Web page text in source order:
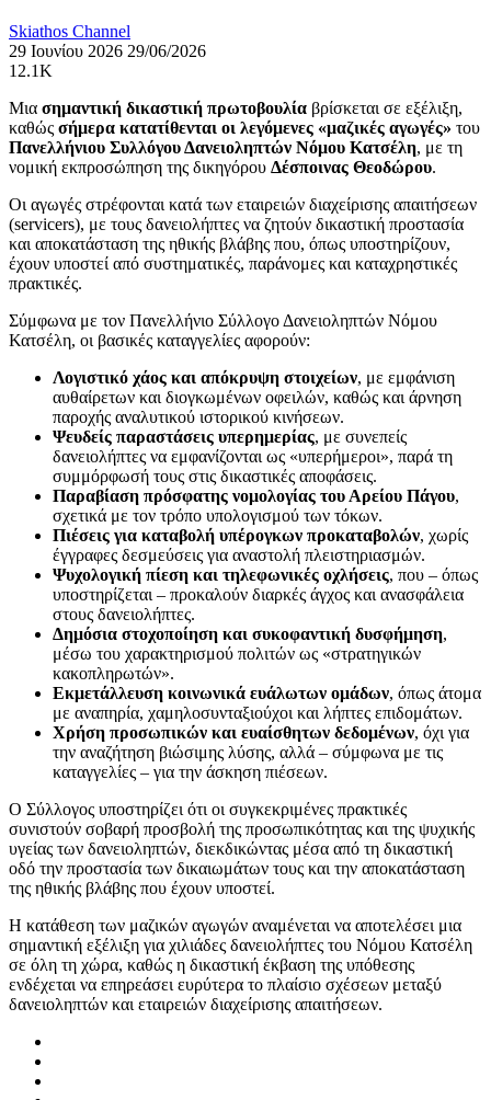
Skiathos Channel
29 Ιουνίου 2026 29/06/2026
12.1K
Μια σημαντική δικαστική πρωτοβουλία βρίσκεται σε εξέλιξη,
καθώς σήμερα κατατίθενται οι λεγόμενες «μαζικές αγωγές» του
Πανελλήνιου Συλλόγου Δανειοληπτών Νόμου Κατσέλη, με τη
νομική εκπροσώπηση της δικηγόρου Δέσποινας Θεοδώρου.
Οι αγωγές στρέφονται κατά των εταιρειών διαχείρισης απαιτήσεων
(servicers), με τους δανειολήπτες να ζητούν δικαστική προστασία
και αποκατάσταση της ηθικής βλάβης που, όπως υποστηρίζουν,
έχουν υποστεί από συστηματικές, παράνομες και καταχρηστικές
πρακτικές.
Σύμφωνα με τον Πανελλήνιο Σύλλογο Δανειοληπτών Νόμου
Κατσέλη, οι βασικές καταγγελίες αφορούν:
Λογιστικό χάος και απόκρυψη στοιχείων, με εμφάνιση
αυθαίρετων και διογκωμένων οφειλών, καθώς και άρνηση
παροχής αναλυτικού ιστορικού κινήσεων.
Ψευδείς παραστάσεις υπερημερίας, με συνεπείς
δανειολήπτες να εμφανίζονται ως «υπερήμεροι», παρά τη
συμμόρφωσή τους στις δικαστικές αποφάσεις.
Παραβίαση πρόσφατης νομολογίας του Αρείου Πάγου,
σχετικά με τον τρόπο υπολογισμού των τόκων.
Πιέσεις για καταβολή υπέρογκων προκαταβολών, χωρίς
έγγραφες δεσμεύσεις για αναστολή πλειστηριασμών.
Ψυχολογική πίεση και τηλεφωνικές οχλήσεις, που – όπως
υποστηρίζεται – προκαλούν διαρκές άγχος και ανασφάλεια
στους δανειολήπτες.
Δημόσια στοχοποίηση και συκοφαντική δυσφήμηση,
μέσω του χαρακτηρισμού πολιτών ως «στρατηγικών
κακοπληρωτών».
Εκμετάλλευση κοινωνικά ευάλωτων ομάδων, όπως άτομα
με αναπηρία, χαμηλοσυνταξιούχοι και λήπτες επιδομάτων.
Χρήση προσωπικών και ευαίσθητων δεδομένων, όχι για
την αναζήτηση βιώσιμης λύσης, αλλά – σύμφωνα με τις
καταγγελίες – για την άσκηση πιέσεων.
Ο Σύλλογος υποστηρίζει ότι οι συγκεκριμένες πρακτικές
συνιστούν σοβαρή προσβολή της προσωπικότητας και της ψυχικής
υγείας των δανειοληπτών, διεκδικώντας μέσα από τη δικαστική
οδό την προστασία των δικαιωμάτων τους και την αποκατάσταση
της ηθικής βλάβης που έχουν υποστεί.
Η κατάθεση των μαζικών αγωγών αναμένεται να αποτελέσει μια
σημαντική εξέλιξη για χιλιάδες δανειολήπτες του Νόμου Κατσέλη
σε όλη τη χώρα, καθώς η δικαστική έκβαση της υπόθεσης
ενδέχεται να επηρεάσει ευρύτερα το πλαίσιο σχέσεων μεταξύ
δανειοληπτών και εταιρειών διαχείρισης απαιτήσεων.